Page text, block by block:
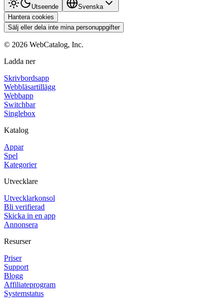
Utseende
Svenska
Hantera cookies
Sälj eller dela inte mina personuppgifter
© 2026 WebCatalog, Inc.
Ladda ner
Skrivbordsapp
Webbläsartillägg
Webbapp
Switchbar
Singlebox
Katalog
Appar
Spel
Kategorier
Utvecklare
Utvecklarkonsol
Bli verifierad
Skicka in en app
Annonsera
Resurser
Priser
Support
Blogg
Affiliateprogram
Systemstatus